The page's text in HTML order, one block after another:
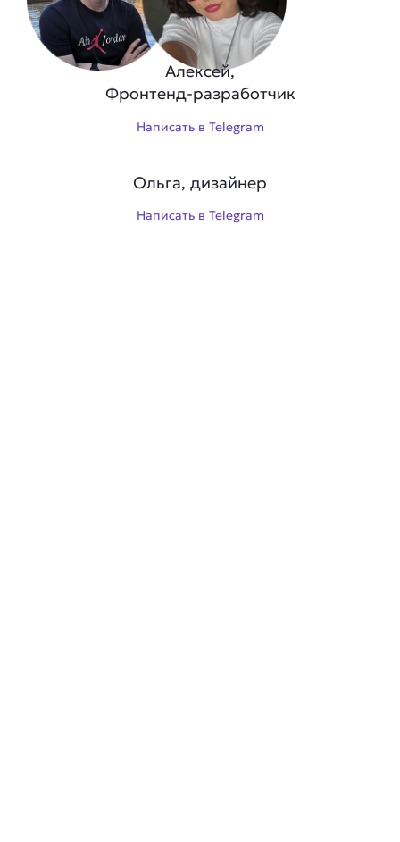
Алексей,
Фронтенд-разработчик
Написать в Telegram
Ольга, дизайнер
Написать в Telegram